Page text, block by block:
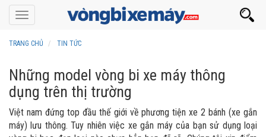
Toggle
navigation
TRANG CHỦ TIN TỨC
Những model vòng bi xe máy thông
dụng trên thị trường
Việt nam đứng top đầu thế giới về phương tiện xe 2 bánh (xe gắn
máy) lưu thông. Tuy nhiên việc xe gắn máy của bạn sử dụng loại